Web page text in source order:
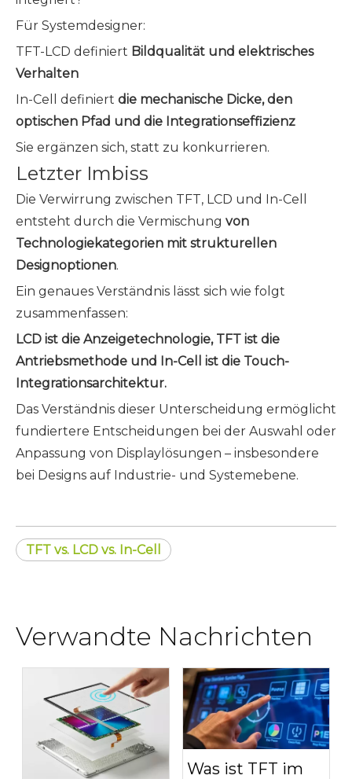
Für Systemdesigner:
TFT-LCD definiert Bildqualität und elektrisches
Verhalten
In-Cell definiert die mechanische Dicke, den
optischen Pfad und die Integrationseffizienz
Sie ergänzen sich, statt zu konkurrieren.
Letzter Imbiss
Die Verwirrung zwischen TFT, LCD und In-Cell
entsteht durch die Vermischung von
Technologiekategorien mit strukturellen
Designoptionen.
Ein genaues Verständnis lässt sich wie folgt
zusammenfassen:
LCD ist die Anzeigetechnologie, TFT ist die
Antriebsmethode und In-Cell ist die Touch-
Integrationsarchitektur.
Das Verständnis dieser Unterscheidung ermöglicht
fundiertere Entscheidungen bei der Auswahl oder
Anpassung von Displaylösungen – insbesondere
bei Designs auf Industrie- und Systemebene.
TFT vs. LCD vs. In-Cell
Verwandte Nachrichten
Was ist TFT im